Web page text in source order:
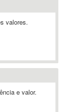
valores.
e valor.